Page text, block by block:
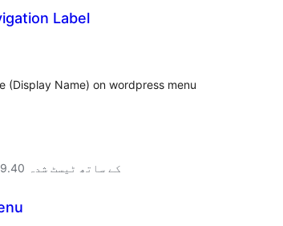
Label
(Display Name) on wordpress menu
3.9.40 کے ساتھ ٹیسٹ شدہ